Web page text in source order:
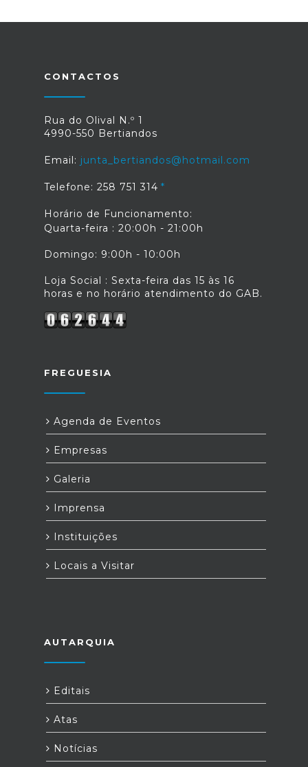
CONTACTOS
Rua do Olival N.º 1
4990-550 Bertiandos
Email: junta_bertiandos@hotmail.com
Telefone: 258 751 314
Horário de Funcionamento:
Quarta-feira : 20:00h - 21:00h
Domingo: 9:00h - 10:00h
Loja Social : Sexta-feira das 15 às 16
horas e no horário atendimento do GAB.
FREGUESIA
Agenda de Eventos
Empresas
Galeria
Imprensa
Instituições
Locais a Visitar
AUTARQUIA
Editais
Atas
Notícias